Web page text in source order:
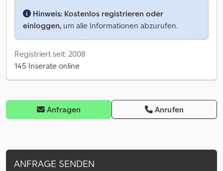
Hinweis: Kostenlos registrieren oder
einloggen, um alle Informationen abzurufen.
Registriert seit: 2008
145 Inserate online
Anfragen Anrufen
ANFRAGE SENDEN